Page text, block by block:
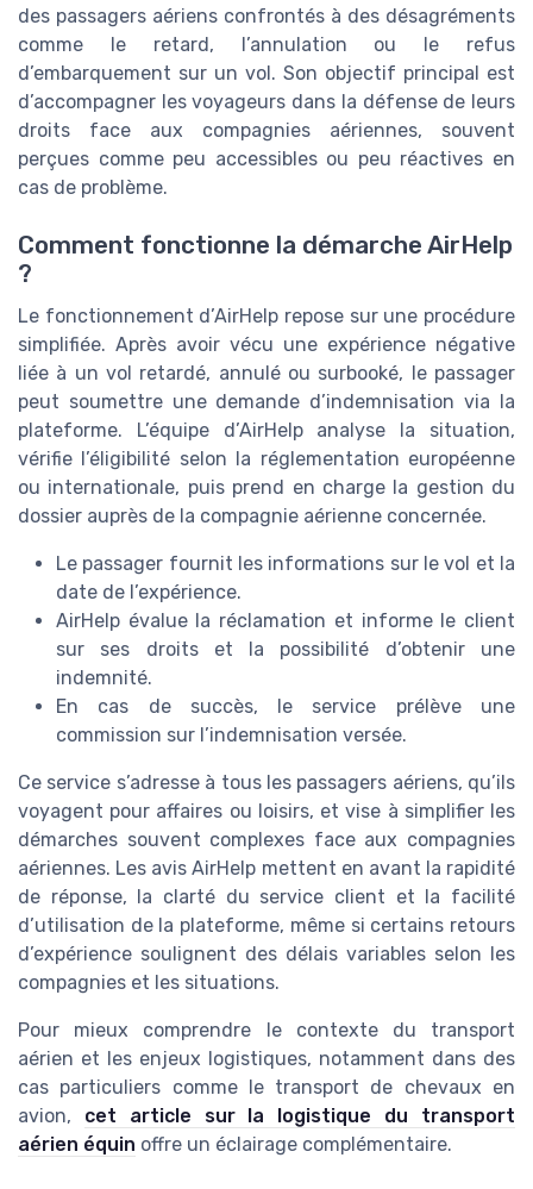
des passagers aériens confrontés à des désagréments
comme le retard, l’annulation ou le refus
d’embarquement sur un vol. Son objectif principal est
d’accompagner les voyageurs dans la défense de leurs
droits face aux compagnies aériennes, souvent
perçues comme peu accessibles ou peu réactives en
cas de problème.
Comment fonctionne la démarche AirHelp
?
Le fonctionnement d’AirHelp repose sur une procédure
simplifiée. Après avoir vécu une expérience négative
liée à un vol retardé, annulé ou surbooké, le passager
peut soumettre une demande d’indemnisation via la
plateforme. L’équipe d’AirHelp analyse la situation,
vérifie l’éligibilité selon la réglementation européenne
ou internationale, puis prend en charge la gestion du
dossier auprès de la compagnie aérienne concernée.
Le passager fournit les informations sur le vol et la
date de l’expérience.
AirHelp évalue la réclamation et informe le client
sur ses droits et la possibilité d’obtenir une
indemnité.
En cas de succès, le service prélève une
commission sur l’indemnisation versée.
Ce service s’adresse à tous les passagers aériens, qu’ils
voyagent pour affaires ou loisirs, et vise à simplifier les
démarches souvent complexes face aux compagnies
aériennes. Les avis AirHelp mettent en avant la rapidité
de réponse, la clarté du service client et la facilité
d’utilisation de la plateforme, même si certains retours
d’expérience soulignent des délais variables selon les
compagnies et les situations.
Pour mieux comprendre le contexte du transport
aérien et les enjeux logistiques, notamment dans des
cas particuliers comme le transport de chevaux en
avion, cet article sur la logistique du transport
aérien équin offre un éclairage complémentaire.